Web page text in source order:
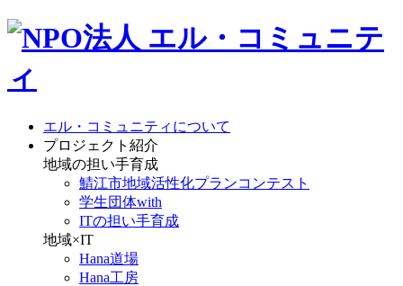
エル・コミュニティについて
プロジェクト紹介
地域の担い手育成
鯖江市地域活性化プランコンテスト
学生団体with
ITの担い手育成
地域×IT
Hana道場
Hana工房